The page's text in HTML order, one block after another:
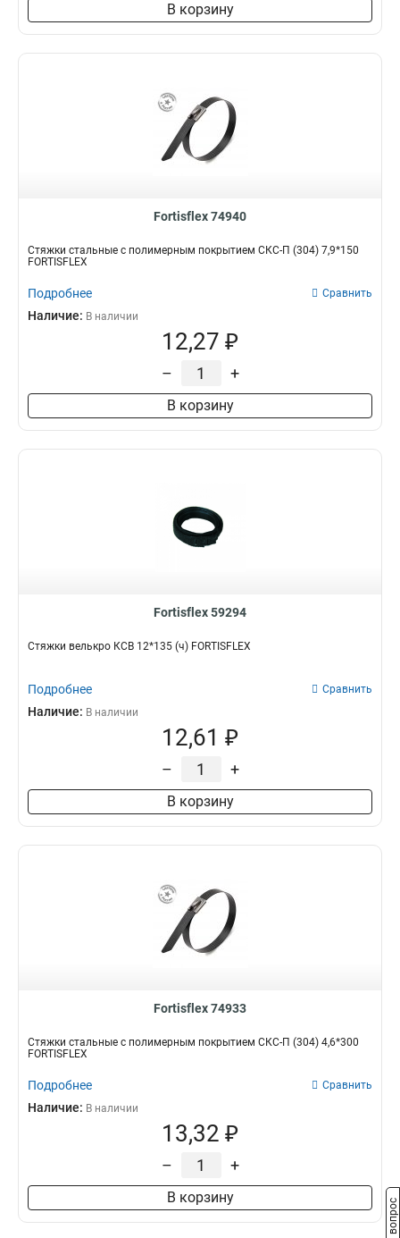
В корзину
Fortisflex 74940
Стяжки стальные с полимерным покрытием СКС-П (304) 7,9*150
FORTISFLEX
Подробнее Сравнить
Наличие: В наличии
12,27 ₽
– +
В корзину
Fortisflex 59294
Стяжки велькро КСВ 12*135 (ч) FORTISFLEX
Подробнее Сравнить
Наличие: В наличии
12,61 ₽
– +
В корзину
Fortisflex 74933
Стяжки стальные с полимерным покрытием СКС-П (304) 4,6*300
FORTISFLEX
Подробнее Сравнить
Наличие: В наличии
13,32 ₽
– +
В корзину